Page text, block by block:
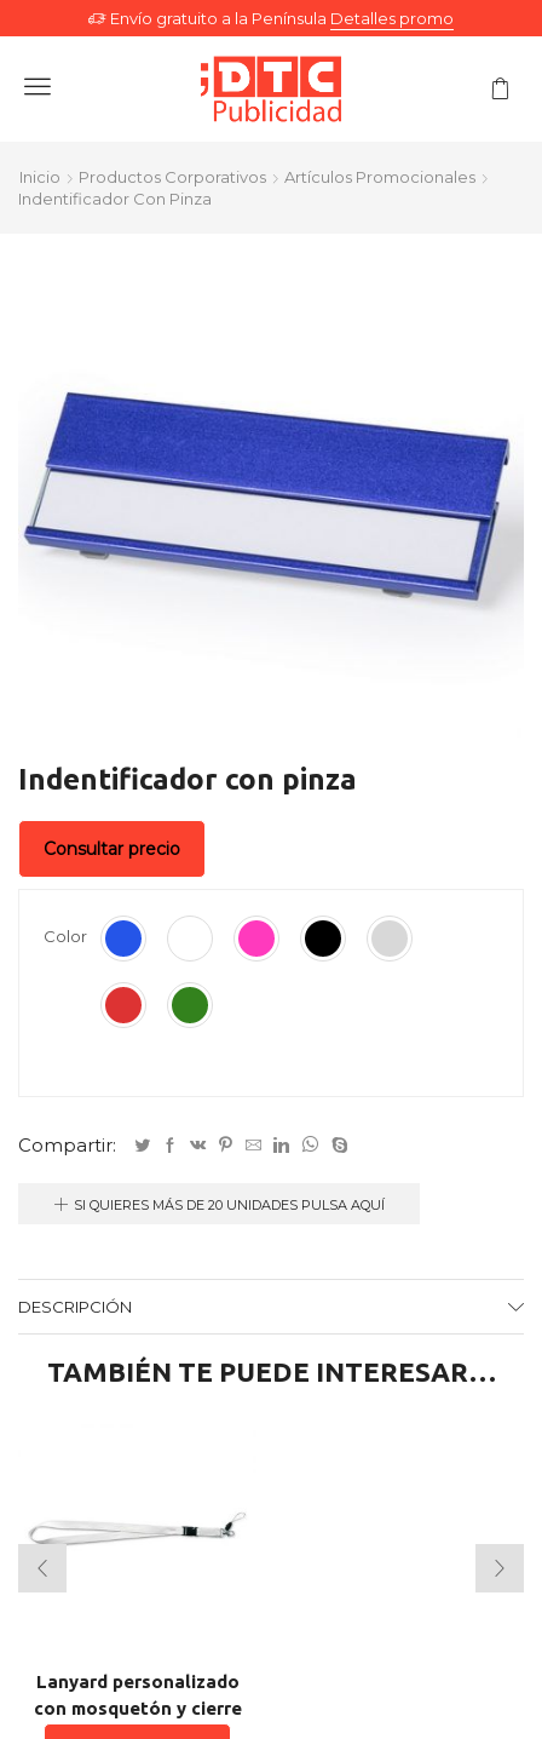
Envío gratuito a la Península Detalles promo
Menu
Inicio Productos Corporativos
Artículos Promocionales
Indentificador Con Pinza
Indentificador con pinza
Consultar precio
Color
Compartir:
SI QUIERES MÁS DE 20 UNIDADES PULSA AQUÍ
DESCRIPCIÓN
TAMBIÉN TE PUEDE INTERESAR…
Lanyard personalizado
con mosquetón y cierre